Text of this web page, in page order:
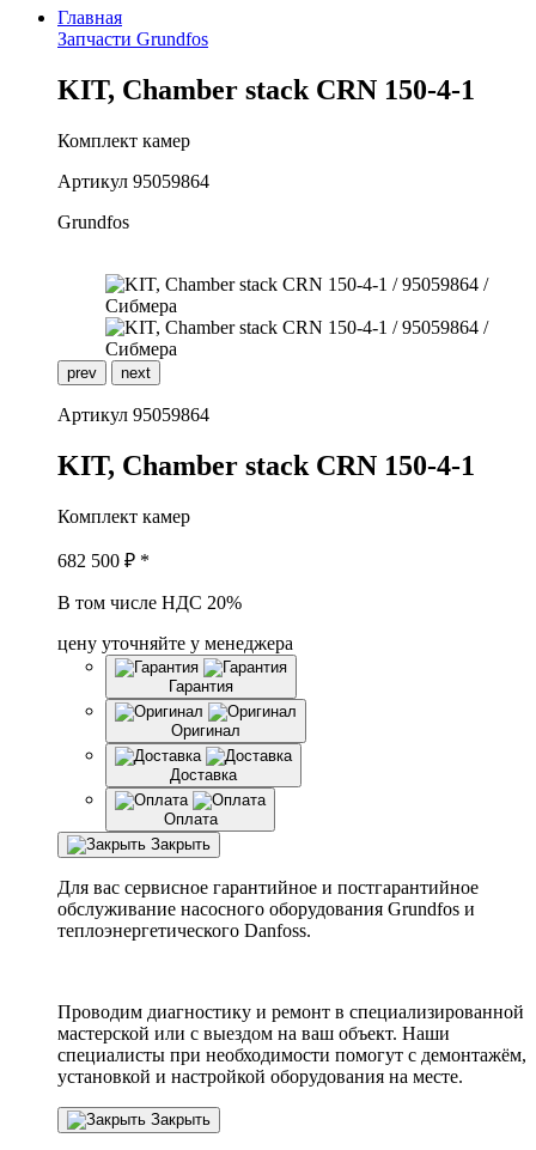
Главная
Запчасти Grundfos
KIT, Chamber stack CRN 150-4-1
Комплект камер
Артикул 95059864
Grundfos
prev next
Артикул 95059864
KIT, Chamber stack CRN 150-4-1
Комплект камер
682 500 ₽ *
В том числе НДС 20%
цену уточняйте у менеджера
Гарантия
Оригинал
Доставка
Оплата
Закрыть
Для вас сервисное гарантийное и постгарантийное
обслуживание насосного оборудования Grundfos и
теплоэнергетического Danfoss.
Проводим диагностику и ремонт в специализированной
мастерской или с выездом на ваш объект. Наши
специалисты при необходимости помогут с демонтажём,
установкой и настройкой оборудования на месте.
Закрыть